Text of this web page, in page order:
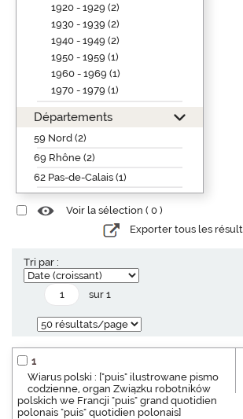
1920 - 1929 (2)
1930 - 1939 (2)
1940 - 1949 (2)
1950 - 1959 (1)
1960 - 1969 (1)
1970 - 1979 (1)
Départements
59 Nord (2)
69 Rhône (2)
62 Pas-de-Calais (1)
Voir la sélection ( 0 )
Exporter tous les
Tri par :
sur 1
1
Wiarus polski : ["puis" ilustrowane pismo
codzienne, organ Związku robotników
polskich we Francji "puis" grand quotidien
polonais "puis" quotidien polonais]